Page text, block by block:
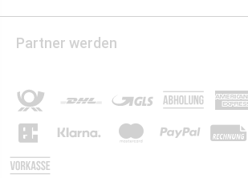
Partner werden